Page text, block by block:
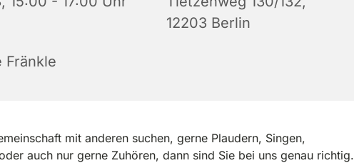
12203 Berlin
Fränkle
mit anderen suchen, gerne Plaudern, Singen,
auch nur gerne Zuhören, dann sind Sie bei uns genau richtig.